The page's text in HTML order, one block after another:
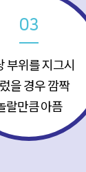
03
부위를 지그시
을 경우 깜짝
랄만큼 아픔